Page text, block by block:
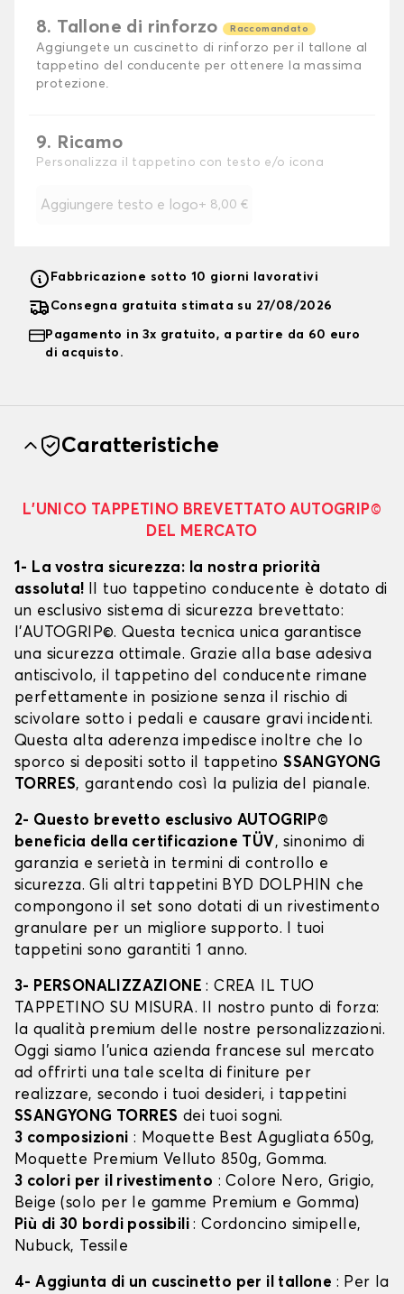
8. Tallone di rinforzo Raccomandato
Aggiungete un cuscinetto di rinforzo per il tallone al
tappetino del conducente per ottenere la massima
protezione.
9. Ricamo
Personalizza il tappetino con testo e/o icona
Aggiungere testo e logo+ 8,00 €
Fabbricazione sotto 10 giorni lavorativi
Consegna gratuita stimata su 27/08/2026
Pagamento in 3x gratuito, a partire da 60 euro
di acquisto.
Caratteristiche
L’UNICO TAPPETINO BREVETTATO AUTOGRIP©
DEL MERCATO
1- La vostra sicurezza: la nostra priorità
assoluta! Il tuo tappetino conducente è dotato di
un esclusivo sistema di sicurezza brevettato:
l’AUTOGRIP©. Questa tecnica unica garantisce
una sicurezza ottimale. Grazie alla base adesiva
antiscivolo, il tappetino del conducente rimane
perfettamente in posizione senza il rischio di
scivolare sotto i pedali e causare gravi incidenti.
Questa alta aderenza impedisce inoltre che lo
sporco si depositi sotto il tappetinoSSANGYONG
TORRES, garantendo così la pulizia del pianale.
2- Questo brevetto esclusivo AUTOGRIP©
beneficia della certificazione TÜV, sinonimo di
garanzia e serietà in termini di controllo e
sicurezza. Gli altri tappetini BYD DOLPHIN che
compongono il set sono dotati di un rivestimento
granulare per un migliore supporto. I tuoi
tappetini sono garantiti 1 anno.
3- PERSONALIZZAZIONE: CREA IL TUO
TAPPETINO SU MISURA. Il nostro punto di forza:
la qualità premium delle nostre personalizzazioni.
Oggi siamo l’unica azienda francese sul mercato
ad offrirti una tale scelta di finiture per
realizzare, secondo i tuoi desideri, i tappetini
SSANGYONG TORRES dei tuoi sogni.
3 composizioni : Moquette Best Agugliata 650g,
Moquette Premium Velluto 850g, Gomma.
3 colori per il rivestimento : Colore Nero, Grigio,
Beige (solo per le gamme Premium e Gomma)
Più di 30 bordi possibili: Cordoncino simipelle,
Nubuck, Tessile
4- Aggiunta di un cuscinetto per il tallone : Per la